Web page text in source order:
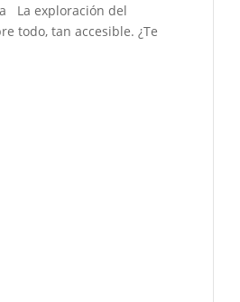
La exploración del
todo, tan accesible. ¿Te